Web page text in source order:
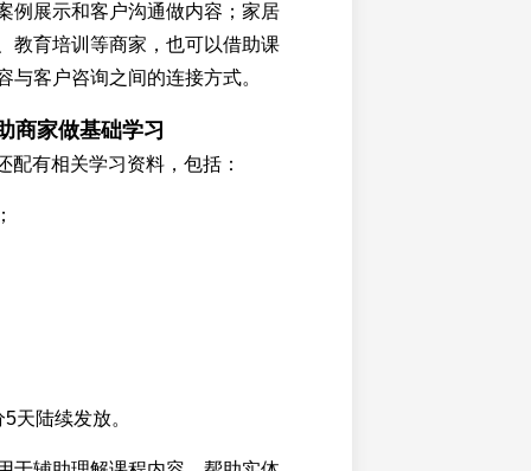
例展示和客户沟通做内容；家居
教育培训等商家，也可以借助课
与客户咨询之间的连接方式。
商家做基础学习
配有相关学习资料，包括：
天陆续发放。